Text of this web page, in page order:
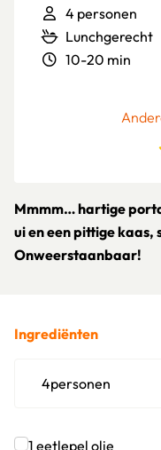
4 personen
Lunchgerecht
10-20 min
Mmmm… hartige
ui en een pittige kaas,
Onweerstaanbaar!
Ingrediënten
4personen
1 eetlepel olie